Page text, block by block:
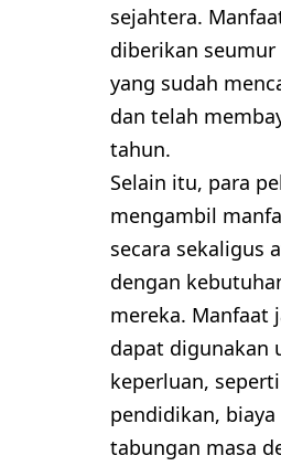
sejahtera.
diberikan
yang sudah
dan telah
tahun.
Selain itu, para
mengambil
secara sekaligus
dengan
mereka. Manfaat
dapat digunakan
keperluan,
pendidikan,
tabungan masa